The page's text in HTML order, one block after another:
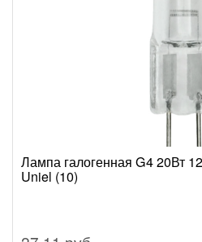
Лампа галогенная G4 20Вт
Uniel (10)